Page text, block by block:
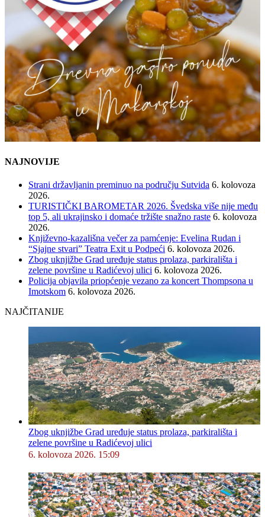
NAJNOVIJE
Strani državljanin preminuo na području Sutvida 6. kolovoza
2026.
TURISTIČKI BAROMETAR 2026. Švedska više nije među
top 5, ali ukrajinsko i domaće tržište snažno raste 6. kolovoza
2026.
Književno-kazališna večer za pamćenje: Evelina Rudan i
“Sjajne stvari” Teatra Exit u Podpeći 6. kolovoza 2026.
Zbog uknjižbe Grad uređuje status prolaza, parkirališta i
zelene površine u Radićevoj ulici 6. kolovoza 2026.
Policija objavila priopćenje vezano za koncert Thompsona u
Imotskom 6. kolovoza 2026.
NAJČITANIJE
Zbog uknjižbe Grad uređuje status prolaza, parkirališta i
zelene površine u Radićevoj ulici
6. kolovoza 2026. 15:09